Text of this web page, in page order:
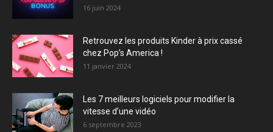
16 juin 2024
Retrouvez les produits Kinder à prix cassé
chez Pop’s America !
11 janvier 2024
Les 7 meilleurs logiciels pour modifier la
vitesse d’une vidéo
6 septembre 2023